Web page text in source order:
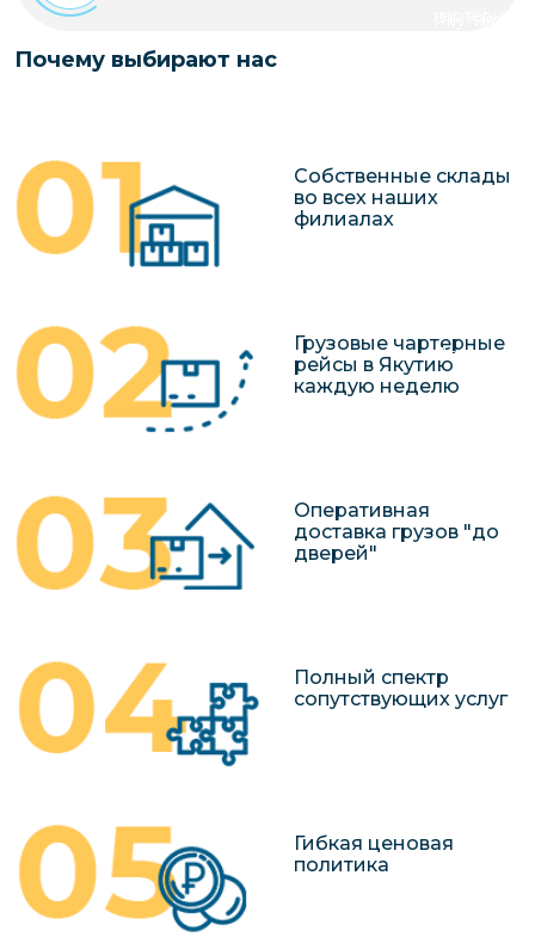
чартерных
Перевозка
Почему выбирают нас
Собственные склады
во всех наших
филиалах
Грузовые чартерные
рейсы в Якутию
каждую неделю
Оперативная
доставка грузов "до
дверей"
Полный спектр
сопутствующих услуг
Гибкая ценовая
политика